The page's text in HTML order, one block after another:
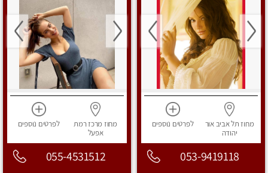
מחוז תל אביבאור
יהודה
לפרטים נוספים
053-9419118
מחוז מרכזרמת
אפעל
לפרטים נוספים
055-4531512